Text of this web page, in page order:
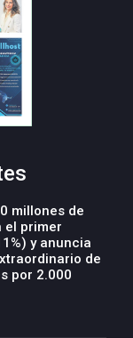
millones de
el primer
y anuncia
de
por 2.000